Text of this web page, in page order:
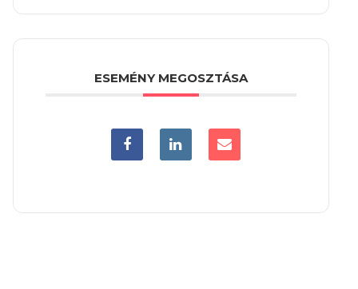
ESEMÉNY MEGOSZTÁSA